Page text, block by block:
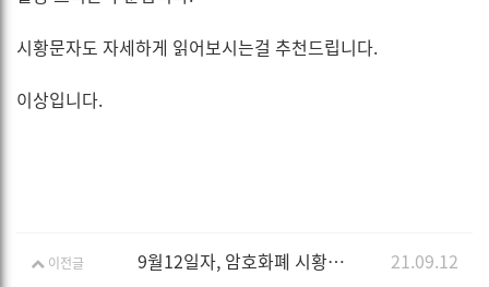
시황문자도 자세하게 읽어보시는걸 추천드립니다.
이상입니다.
이전글 9월12일자, 암호화폐 시황분석 입니다. 21.09.12